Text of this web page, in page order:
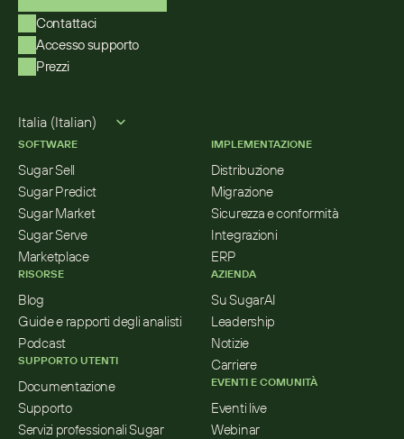
Contattaci
Accesso supporto
Prezzi
Italia (Italian)
SOFTWARE
Sugar Sell
Sugar Predict
Sugar Market
Sugar Serve
Marketplace
RISORSE
Blog
Guide e rapporti degli analisti
Podcast
SUPPORTO UTENTI
Documentazione
Supporto
Servizi professionali Sugar
IMPLEMENTAZIONE
Distribuzione
Migrazione
Sicurezza e conformità
Integrazioni
ERP
AZIENDA
Su SugarAI
Leadership
Notizie
Carriere
EVENTI E COMUNITÀ
Eventi live
Webinar